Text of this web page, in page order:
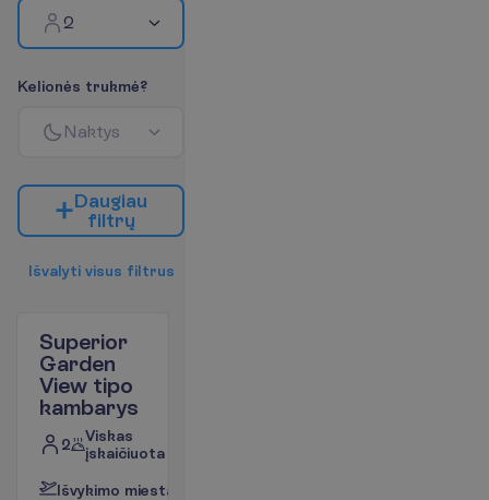
2
Kelionės trukmė?
Naktys
Daugiau
filtrų
Išvalyti visus filtrus
Superior
Garden
View tipo
kambarys
2
Viskas
įskaičiuota
Išvykimo miesta